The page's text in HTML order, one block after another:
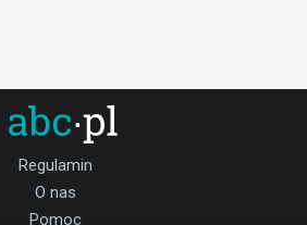
Regulamin
O nas
Pomoc